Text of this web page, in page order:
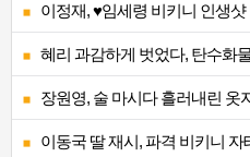
이정재, ♥임세령 비키니 인생
혜리 과감하게 벗었다, 탄수화
장원영, 술 마시다 흘러내린
이동국 딸 재시, 파격 비키니